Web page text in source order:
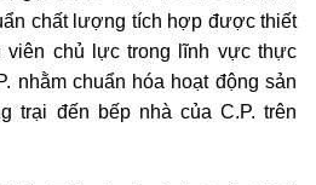
chất lượng tích hợp được thiết
viên chủ lực trong lĩnh vực thực
nhằm chuẩn hóa hoạt động sản
trại đến bếp nhà của C.P. trên